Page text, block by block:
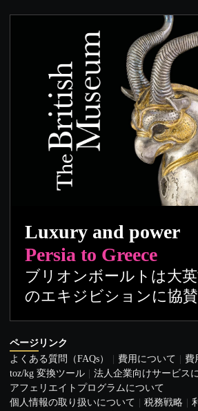
Luxury and power
Persia to Greece
ブリオンボールトは大
のエキジビションに協
ページリンク
よくある質問（FAQs）
費用について
費
toz/kg 変換ツール
法人企業向けサービス
アフェリエイトプログラムについて
個人情報の取り扱いについて
税務戦略